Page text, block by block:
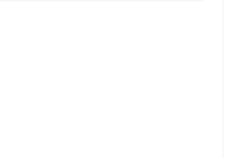
с 1 июля
товаров с китайских маркетплейсов с 1 июля